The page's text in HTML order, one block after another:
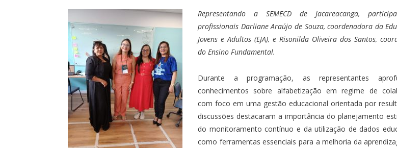
Representando a SEMECD de Jacareacanga,
profissionais Darliane Araújo de Souza, coordenadora da
Jovens e Adultos (EJA), e Risonilda Oliveira dos Santos,
do Ensino Fundamental.
Durante a programação, as representantes
conhecimentos sobre alfabetização em regime de
com foco em uma gestão educacional orientada por
discussões destacaram a importância do planejamento
do monitoramento contínuo e da utilização de dados
como ferramentas essenciais para a melhoria da